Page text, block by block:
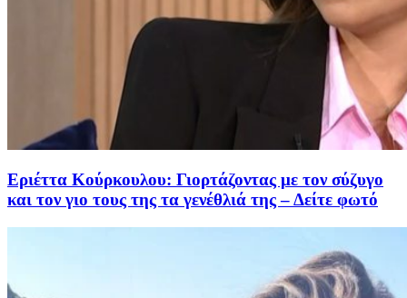
Εριέττα Κούρκουλου: Γιορτάζοντας με τον σύζυγo
και τον γιο τους της τα γενέθλιά της – Δείτε φωτό